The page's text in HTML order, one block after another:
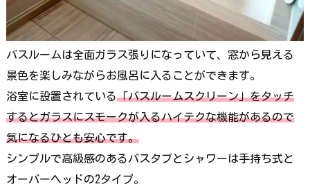
バスルームは全面ガラス張りになっていて、窓から見える
景色を楽しみながらお風呂に入ることができます。
浴室に設置されている「バスルームスクリーン」をタッチ
するとガラスにスモークが入るハイテクな機能があるので
気になるひとも安心です。
シンプルで高級感のあるバスタブとシャワーは手持ち式と
オーバーヘッドの2タイプ。